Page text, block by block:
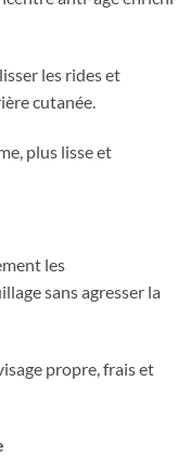
les rides et
cutanée.
plus lisse et
les
sans agresser la
propre, frais et